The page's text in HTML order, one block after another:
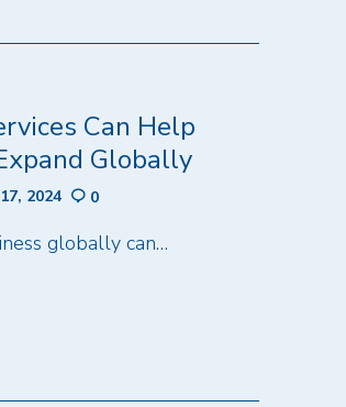
Can Help
Globally
2024 0
globally can…